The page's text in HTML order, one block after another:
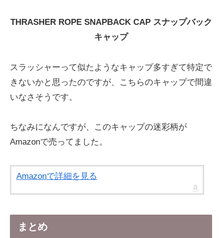
THRASHER ROPE SNAPBACK CAP スナップバック
キャップ
スラッシャーって似たようなキャップ多すぎて特定で
きないかと思ったのですが、こちらのキャップで間違
いなさそうです。
ちなみになんですが、このキャップの迷彩柄が
Amazonで売ってました。
Amazonで詳細を見る
まとめ